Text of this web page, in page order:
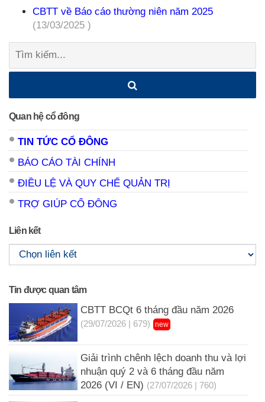
CBTT về Báo cáo thường niên năm 2025
(13/03/2025 )
Tìm
Quan hệ cổ đông
TIN TỨC CỔ ĐÔNG
BÁO CÁO TÀI CHÍNH
ĐIỀU LỆ VÀ QUY CHẾ QUẢN TRỊ
TRỢ GIÚP CỔ ĐÔNG
Liên kết
Tin được quan tâm
CBTT BCQt 6 tháng đầu năm 2026
(29/07/2026 | 679) new
Giải trình chênh lệch doanh thu và lợi
nhuận quý 2 và 6 tháng đầu năm
2026 (VI / EN) (27/07/2026 | 760)